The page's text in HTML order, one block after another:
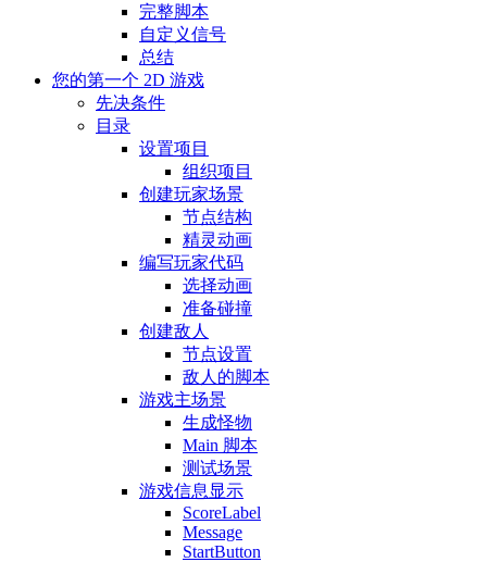
完整脚本
自定义信号
总结
您的第一个 2D 游戏
先决条件
目录
设置项目
组织项目
创建玩家场景
节点结构
精灵动画
编写玩家代码
选择动画
准备碰撞
创建敌人
节点设置
敌人的脚本
游戏主场景
生成怪物
Main 脚本
测试场景
游戏信息显示
ScoreLabel
Message
StartButton